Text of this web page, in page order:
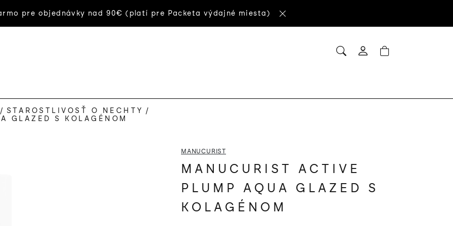
pre objednávky nad 90€ (platí pre Packeta výdajné miesta)
HĽADAŤNÁKUPNÝ
/ STAROSTLIVOSŤ O NECHTY /
GLAZED S KOLAGÉNOM
MANUCURIST
MANUCURIST ACTIVE
PLUMP AQUA GLAZED S
KOLAGÉNOM